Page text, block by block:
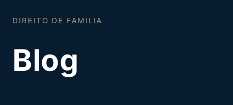
DIREITO DO TRABALHO
Blog